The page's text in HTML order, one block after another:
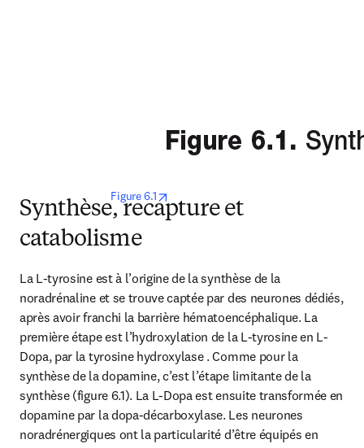
Figure 6.1
Synthèse, recapture et
catabolisme
La L-tyrosine est à l’origine de la synthèse de la
noradrénaline et se trouve captée par des neurones dédiés,
après avoir franchi la barrière hématoencéphalique. La
première étape est l’hydroxylation de la L-tyrosine en L-
Dopa, par la tyrosine hydroxylase . Comme pour la
synthèse de la dopamine, c’est l’étape limitante de la
synthèse (figure 6.1). La L-Dopa est ensuite transformée en
dopamine par la dopa-décarboxylase. Les neurones
noradrénergiques ont la particularité d’être équipés en